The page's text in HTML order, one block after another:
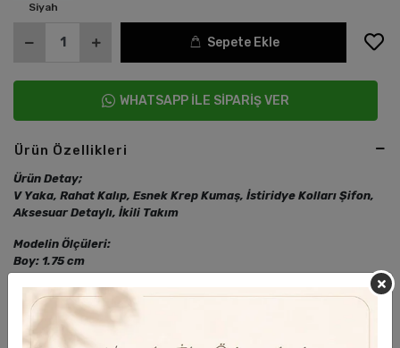
Siyah
Sepete Ekle
WHATSAPP İLE SİPARİŞ VER
Ürün Özellikleri
Ürün Detay;
V Yaka, Rahat Kalıp, Esnek Krep Kumaş, İstiridye Kolları Şifon,
Aksesuar Detaylı, İkili Takım
Modelin Ölçüleri:
Boy: 1.75 cm
Bel: 105 cm
Göğüs: 116 cm
Basen: 140 cm